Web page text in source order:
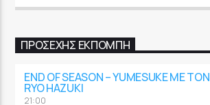
ΠΡΟΣΕΧΉΣ ΕΚΠΟΜΠΉ
END OF SEASON – YUMESUKE ΜΕ ΤΟΝ
RYO HAZUKI
21:00